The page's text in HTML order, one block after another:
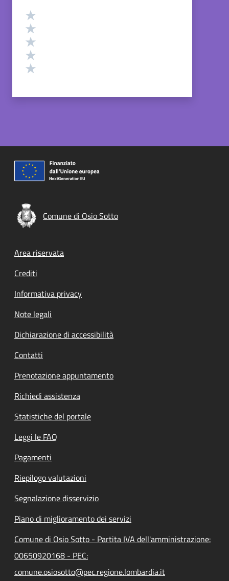
Valutazione
Comune di Osio Sotto
Footer menu
Area riservata
Crediti
Informativa privacy
Note legali
Dichiarazione di accessibilità
Contatti
Prenotazione appuntamento
Richiedi assistenza
Statistiche del portale
Leggi le FAQ
Pagamenti
Riepilogo valutazioni
Segnalazione disservizio
Piano di miglioramento dei servizi
Comune di Osio Sotto - Partita IVA dell'amministrazione:
00650920168 - PEC:
comune.osiosotto@pec.regione.lombardia.it